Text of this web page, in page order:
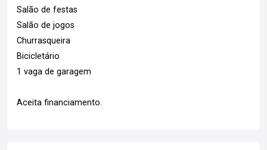
Salão de festas
Salão de jogos
Churrasqueira
Bicicletário
1 vaga de garagem
Aceita financiamento.